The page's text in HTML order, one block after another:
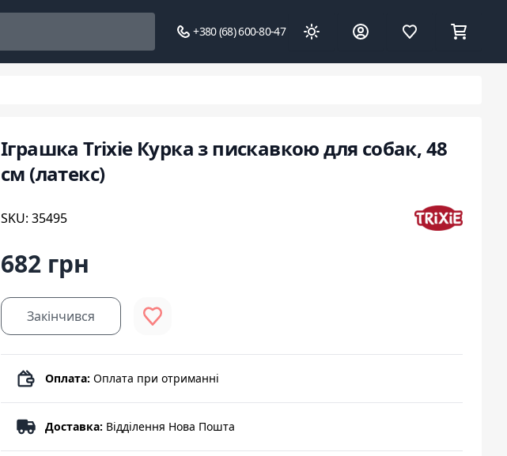
+380 (68) 600-80-47
Іграшка Trixie Курка з пискавкою для собак, 48
см (латекс)
SKU: 35495
682 грн
Закінчився
Оплата: Оплата при отриманні
Доставка: Відділення Нова Пошта